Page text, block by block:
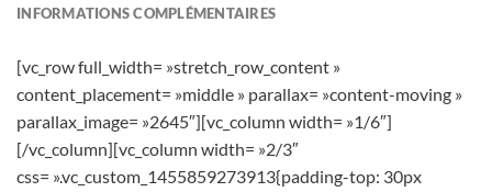
INFORMATIONS COMPLÉMENTAIRES
[vc_row full_width= »stretch_row_content »
content_placement= »middle » parallax= »content-moving »
parallax_image= »2645″][vc_column width= »1/6″]
[/vc_column][vc_column width= »2/3″
css= ».vc_custom_1455859273913{padding-top: 30px